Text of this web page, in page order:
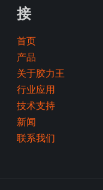
接
首页
产品
关于胶力王
行业应用
技术支持
新闻
联系我们